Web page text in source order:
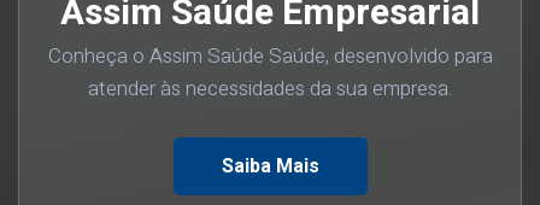
Assim Saúde Empresarial
Conheça o Assim Saúde Saúde, desenvolvido para
atender às necessidades da sua empresa.
Saiba Mais